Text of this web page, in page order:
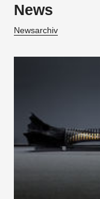
News
Newsarchiv